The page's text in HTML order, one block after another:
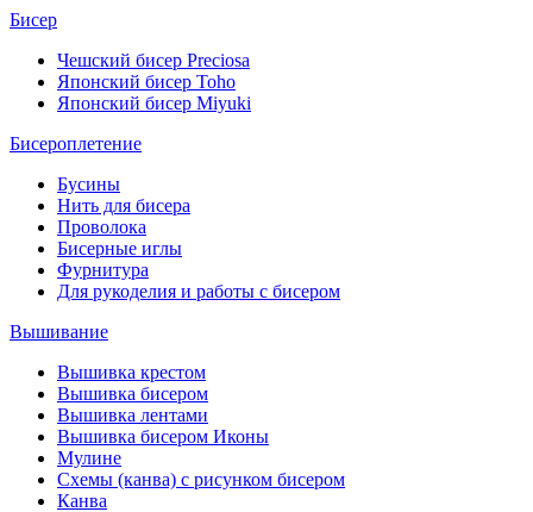
Бисер
Чешский бисер Preciosa
Японский бисер Toho
Японский бисер Miyuki
Бисероплетение
Бусины
Нить для бисера
Проволока
Бисерные иглы
Фурнитура
Для рукоделия и работы с бисером
Вышивание
Вышивка крестом
Вышивка бисером
Вышивка лентами
Вышивка бисером Иконы
Мулине
Схемы (канва) с рисунком бисером
Канва